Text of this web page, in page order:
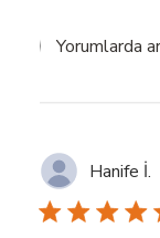
Hanife İ.